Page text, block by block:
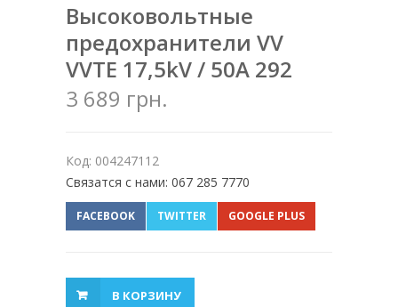
Высоковольтные
предохранители VV
VVTE 17,5kV / 50A 292
3 689 грн.
Код: 004247112
Связатся с нами: 067 285 7770
FACEBOOK TWITTER GOOGLE PLUS
В КОРЗИНУ